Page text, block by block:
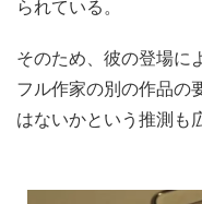
られている。
そのため、彼の登場に
フル作家の別の作品の
はないかという推測も